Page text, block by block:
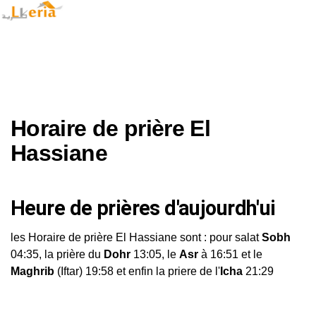
Horaire de prière El
Hassiane
Heure de prières d'aujourdh'ui
les Horaire de prière El Hassiane sont : pour salatSobh
04:35, la prière du Dohr 13:05, le Asr à 16:51 et le
Maghrib (Iftar) 19:58 et enfin la priere de l' Icha 21:29